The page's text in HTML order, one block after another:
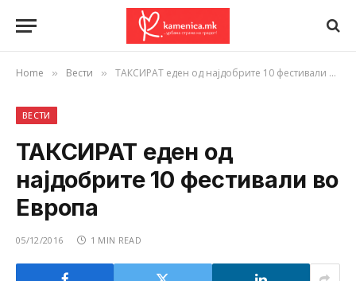
Home » Вести » ТАКСИРАТ еден од најдобрите 10 фестивали во Европа
ВЕСТИ
ТАКСИРАТ еден од
најдобрите 10 фестивали во
Европа
05/12/2016 1 MIN READ